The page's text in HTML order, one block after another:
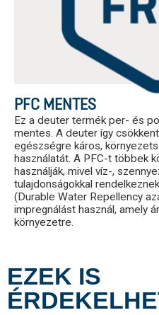
PFC MENTES
Ez a deuter termék per- és
mentes. A deuter így
egészségre káros,
használatát. A PFC-t többek
használják, mivel víz-,
tulajdonságokkal
(Durable Water Repellency
impregnálást használ, amely
környezetre.
EZEK IS